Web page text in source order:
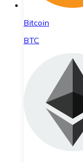
Bitcoin
BTC